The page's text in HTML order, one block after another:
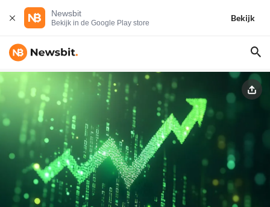
Newsbit
Bekijk in de Google Play store
Bekijk